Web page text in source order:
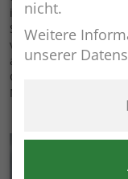
ist der aufwändige
Sicherheitsgründen
vollständig
ausgeschildert und
Gemeinde Ainring
Maßnahmen und die
nicht.
Weitere
unserer